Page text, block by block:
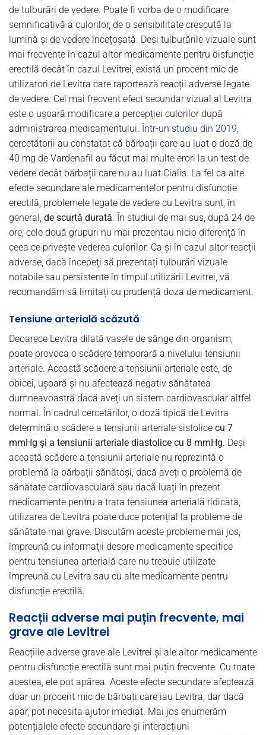
de tulburări de vedere. Poate fi vorba de o modificare
semnificativă a culorilor, de o sensibilitate crescută la
lumină și de vedere încețoșată. Deși tulburările vizuale sunt
mai frecvente în cazul altor medicamente pentru disfuncție
erectilă decât în cazul Levitrei, există un procent mic de
utilizatori de Levitra care raportează reacții adverse legate
de vedere. Cel mai frecvent efect secundar vizual al Levitra
este o ușoară modificare a percepției culorilor după
administrarea medicamentului. Într-un studiu din 2019,
cercetătorii au constatat că bărbații care au luat o doză de
40 mg de Vardenafil au făcut mai multe erori la un test de
vedere decât bărbații care nu au luat Cialis. La fel ca alte
efecte secundare ale medicamentelor pentru disfuncție
erectilă, problemele legate de vedere cu Levitra sunt, în
general, de scurtă durată. În studiul de mai sus, după 24 de
ore, cele două grupuri nu mai prezentau nicio diferență în
ceea ce privește vederea culorilor. Ca și în cazul altor reacții
adverse, dacă începeți să prezentați tulburări vizuale
notabile sau persistente în timpul utilizării Levitrei, vă
recomandăm să limitați cu prudență doza de medicament.
Tensiune arterială scăzută
Deoarece Levitra dilată vasele de sânge din organism,
poate provoca o scădere temporară a nivelului tensiunii
arteriale. Această scădere a tensiunii arteriale este, de
obicei, ușoară și nu afectează negativ sănătatea
dumneavoastră dacă aveți un sistem cardiovascular altfel
normal. În cadrul cercetărilor, o doză tipică de Levitra
determină o scădere a tensiunii arteriale sistolice cu 7
mmHg și a tensiunii arteriale diastolice cu 8 mmHg. Deși
această scădere a tensiunii arteriale nu reprezintă o
problemă la bărbații sănătoși, dacă aveți o problemă de
sănătate cardiovasculară sau dacă luați în prezent
medicamente pentru a trata tensiunea arterială ridicată,
utilizarea de Levitra poate duce potențial la probleme de
sănătate mai grave. Discutăm aceste probleme mai jos,
împreună cu informații despre medicamente specifice
pentru tensiunea arterială care nu trebuie utilizate
împreună cu Levitra sau cu alte medicamente pentru
disfuncție erectilă.
Reacții adverse mai puțin frecvente, mai
grave ale Levitrei
Reacțiile adverse grave ale Levitrei și ale altor medicamente
pentru disfuncție erectilă sunt mai puțin frecvente. Cu toate
acestea, ele pot apărea. Aceste efecte secundare afectează
doar un procent mic de bărbați care iau Levitra, dar dacă
apar, pot necesita ajutor imediat. Mai jos enumerăm
potențialele efecte secundare și interacțiuni